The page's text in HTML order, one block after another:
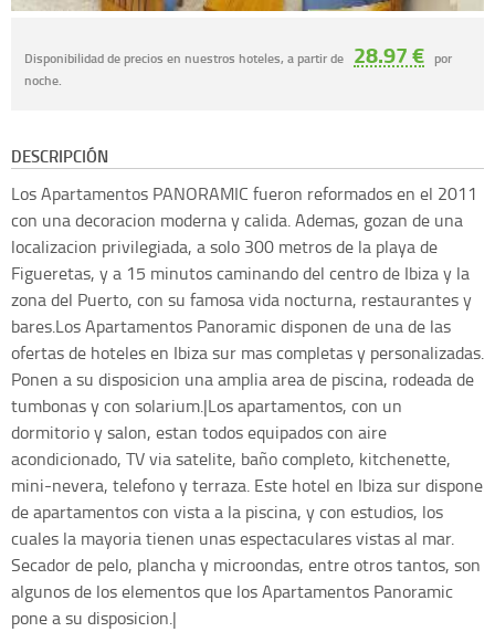
Disponibilidad de precios en nuestros hoteles, a partir de 28.97 € por
noche.
DESCRIPCIÓN
Los Apartamentos PANORAMIC fueron reformados en el 2011
con una decoracion moderna y calida. Ademas, gozan de una
localizacion privilegiada, a solo 300 metros de la playa de
Figueretas, y a 15 minutos caminando del centro de Ibiza y la
zona del Puerto, con su famosa vida nocturna, restaurantes y
bares.Los Apartamentos Panoramic disponen de una de las
ofertas de hoteles en Ibiza sur mas completas y personalizadas.
Ponen a su disposicion una amplia area de piscina, rodeada de
tumbonas y con solarium.|Los apartamentos, con un
dormitorio y salon, estan todos equipados con aire
acondicionado, TV via satelite, baño completo, kitchenette,
mini-nevera, telefono y terraza. Este hotel en Ibiza sur dispone
de apartamentos con vista a la piscina, y con estudios, los
cuales la mayoria tienen unas espectaculares vistas al mar.
Secador de pelo, plancha y microondas, entre otros tantos, son
algunos de los elementos que los Apartamentos Panoramic
pone a su disposicion.|